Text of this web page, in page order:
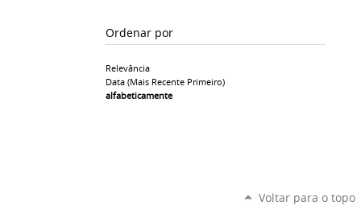
Ordenar por
Relevância
Data (mais Recente Primeiro)
alfabeticamente
Voltar para o topo